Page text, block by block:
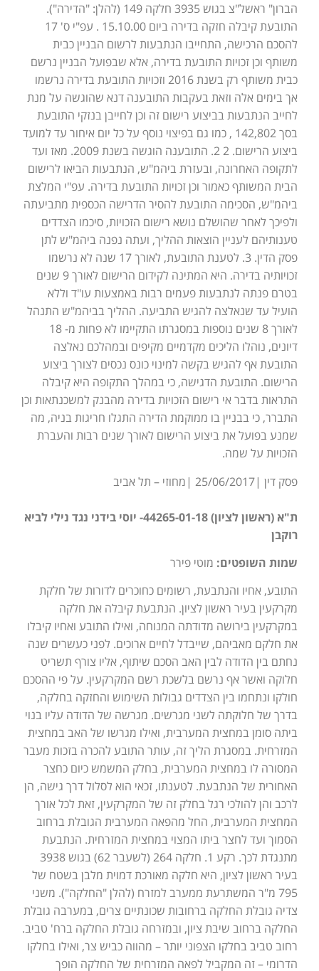
הברון" ראשל"צ בגוש 3935 חלקה 149 (להלן: "הדירה").
התובעת קיבלה חזקה בדירה ביום 15.10.00 . עפ"י ס' 17
להסכם הרכישה, התחייבו הנתבעות לרשום הבניין כבית
משותף וכן זכויות התובעת בדירה, אלא שבפועל הבניין נרשם
כבית משותף רק בשנת 2016 וזכויות התובעת בדירה נרשמו
אך בימים אלה וזאת בעקבות התובענה דנא שהוגשה על מנת
לחייב הנתבעות בביצוע רישום זה וכן לחייבן בנזקי התובעת
בסך 142,802 , כמו גם בפיצוי נוסף על כל יום איחור עד למועד
ביצוע הרישום. 2 2. התובענה הוגשה בשנת 2009. מאז ועד
לתקופה האחרונה, ובעזרת ביהמ"ש, הנתבעות הביאו לרישום
הבית המשותף כאמור וכן זכויות התובעת בדירה. עפ"י המלצת
ביהמ"ש, הסכימה התובעת להסיר הדרישה הכספית מתביעתה
ולפיכך לאחר שהושלם נושא רישום הזכויות, סיכמו הצדדים
טענותיהם לעניין הוצאות ההליך, ועתה נפנה ביהמ"ש לתן
פסק הדין. 3. לטענת התובעת, לאורך 17 שנה לא נרשמו
זכויותיה בדירה. היא המתינה לקידום הרישום לאורך 9 שנים
בטרם פנתה לנתבעות פעמים רבות באמצעות עו"ד וללא
הועיל עד שנאלצה להגיש התביעה. ההליך בביהמ"ש התנהל
לאורך 8 שנים נוספות במסגרתו התקיימו לא פחות מ- 18
דיונים, נוהלו הליכים מקדמיים מקיפים ובמהלכם נאלצה
התובעת אף להגיש בקשה למינוי כונס נכסים לצורך ביצוע
הרישום. התובעת הדגישה, כי במהלך התקופה היא קיבלה
התראות בדבר אי רישום הזכויות בדירה מהבנק למשכנתאות וכן
התברר, כי בבניין בו ממוקמת הדירה התגלו חריגות בניה, מה
שמנע בפועל את ביצוע הרישום לאורך שנים רבות והעברת
הזכויות על שמה.
פסק דין |25/06/2017 |מחוזי – תל אביב
ת"א (ראשון לציון) 44265-01-18- יוסי בידני נגד נילי לביא
רוקבן
שמות השופטים: מוטי פירר
התובע, אחיו והנתבעת, רשומים כחוכרים לדורות של חלקת
מקרקעין בעיר ראשון לציון. הנתבעת קיבלה את חלקה
במקרקעין בירושה מדודתה המנוחה, ואילו התובע ואחיו קיבלו
את חלקם מאביהם, שייבדל לחיים ארוכים. לפני כעשרים שנה
נחתם בין הדודה לבין האב הסכם שיתוף, אליו צורף תשריט
חלוקה ואשר אף נרשם בלשכת רשם המקרקעין. על פי ההסכם
חולקו ונתחמו בין הצדדים גבולות השימוש והחזקה בחלקה,
בדרך של חלוקתה לשני מגרשים. מגרשה של הדודה עליו בנוי
ביתה סומן במחצית המערבית, ואילו מגרשו של האב במחצית
המזרחית. במסגרת הליך זה, עותר התובע להכרה בזכות מעבר
המסורה לו במחצית המערבית, בחלק המשמש כיום כחצר
האחורית של הנתבעת. לטענתו, זכאי הוא לסלול דרך גישה, הן
לרכב והן להולכי רגל בחלק זה של המקרקעין, זאת לכל אורך
המחצית המערבית, החל מהפאה המערבית הגובלת ברחוב
הסמוך ועד לחצר ביתו המצוי במחצית המזרחית. הנתבעת
מתנגדת לכך. רקע 1. חלקה 264 (לשעבר 62) בגוש 3938
בעיר ראשון לציון, היא חלקה מאורכת דמוית מלבן בשטח של
795 מ"ר המשתרעת ממערב למזרח (להלן "החלקה"). משני
צדיה גובלת החלקה ברחובות שכונתיים צרים, במערבה גובלת
החלקה ברחוב שיבת ציון, ובמזרחה גובלת החלקה ברח' טביב.
רחוב טביב בחלקו הצפוני יותר – מהווה כביש צר, ואילו בחלקו
הדרומי – זה המקביל לפאה המזרחית של החלקה הופך